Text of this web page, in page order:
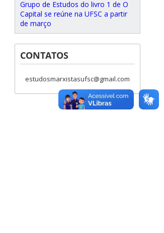
Grupo de Estudos do livro 1 de O
Capital se reúne na UFSC a partir
de março
CONTATOS
estudosmarxistasufsc@gmail.com